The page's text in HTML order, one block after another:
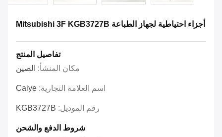
أجزاء احتياطية لجهاز الطباعة Mitsubishi 3F KGB3727B
تفاصيل المنتج
مكان المنشأ: الصين
اسم العلامة التجارية: Caiye
رقم الموديل: KGB3727B
شروط الدفع والشحن